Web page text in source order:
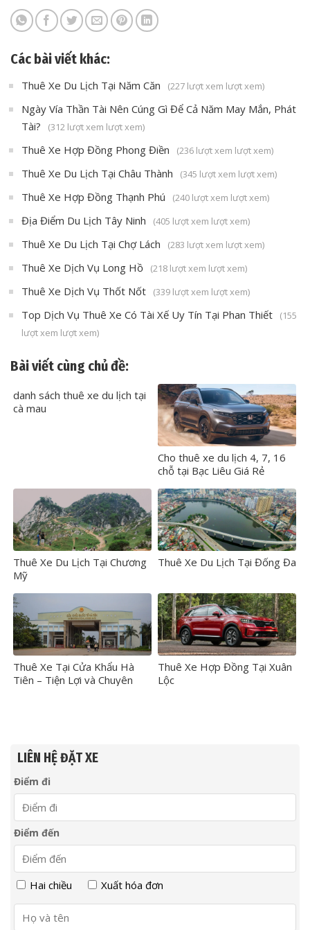
Các bài viết khác:
Thuê Xe Du Lịch Tại Năm Căn (227 lượt xem lượt xem)
Ngày Vía Thần Tài Nên Cúng Gì Để Cả Năm May Mắn, Phát
Tài?
(312 lượt xem lượt xem)
Thuê Xe Hợp Đồng Phong Điền (236 lượt xem lượt xem)
Thuê Xe Du Lịch Tại Châu Thành (345 lượt xem lượt xem)
Thuê Xe Hợp Đồng Thạnh Phú (240 lượt xem lượt xem)
Địa Điểm Du Lịch Tây Ninh (405 lượt xem lượt xem)
Thuê Xe Du Lịch Tại Chợ Lách (283 lượt xem lượt xem)
Thuê Xe Dịch Vụ Long Hồ (218 lượt xem lượt xem)
Thuê Xe Dịch Vụ Thốt Nốt (339 lượt xem lượt xem)
Top Dịch Vụ Thuê Xe Có Tài Xế Uy Tín Tại Phan Thiết
(155
lượt xem lượt xem)
Bài viết cùng chủ đề:
danh sách thuê xe du lịch tại
cà mau
Cho thuê xe du lịch 4, 7, 16
chỗ tại Bạc Liêu Giá Rẻ
Thuê Xe Du Lịch Tại Chương
Mỹ
Thuê Xe Du Lịch Tại Đống Đa
Thuê Xe Tại Cửa Khẩu Hà
Tiên – Tiện Lợi và Chuyên
Thuê Xe Hợp Đồng Tại Xuân
Lộc
LIÊN HỆ ĐẶT XE
Điểm đi
Điểm đến
Hai chiều Xuất hóa đơn